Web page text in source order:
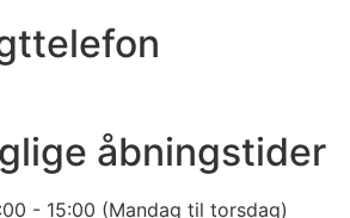
åbningstider
- 15:00 (Mandag til torsdag)